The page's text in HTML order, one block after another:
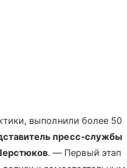
выполнили более 50
пресс-службы
. — Первый этап